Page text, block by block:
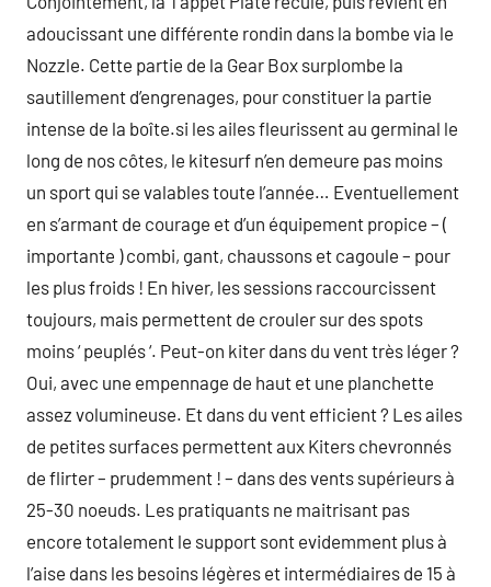
adoucissant une différente rondin dans la bombe via le
Nozzle. Cette partie de la Gear Box surplombe la
sautillement d’engrenages, pour constituer la partie
intense de la boîte.si les ailes fleurissent au germinal le
long de nos côtes, le kitesurf n’en demeure pas moins
un sport qui se valables toute l’année… Eventuellement
en s’armant de courage et d’un équipement propice – (
importante ) combi, gant, chaussons et cagoule – pour
les plus froids ! En hiver, les sessions raccourcissent
toujours, mais permettent de crouler sur des spots
moins ‘ peuplés ‘. Peut-on kiter dans du vent très léger ?
Oui, avec une empennage de haut et une planchette
assez volumineuse. Et dans du vent efficient ? Les ailes
de petites surfaces permettent aux Kiters chevronnés
de flirter – prudemment ! – dans des vents supérieurs à
25-30 noeuds. Les pratiquants ne maitrisant pas
encore totalement le support sont evidemment plus à
l’aise dans les besoins légères et intermédiaires de 15 à